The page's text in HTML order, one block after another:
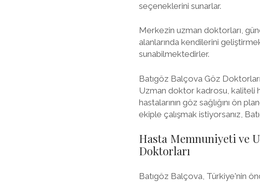
seçeneklerini sunarlar.
Merkezin uzman doktorları,
alanlarında kendilerini
sunabilmektedirler.
Batıgöz Balçova Göz
Uzman doktor kadrosu, kaliteli
hastalarının göz sağlığını ön
ekiple çalışmak istiyorsanız,
Hasta Memnuniyeti ve
Doktorları
Batıgöz Balçova, Türkiye'nin